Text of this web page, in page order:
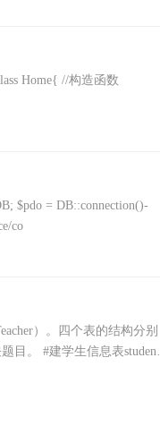
Home{ //构造函数
$pdo = DB::connection()-
co
）。四个表的结构分别
目。 #建学生信息表student